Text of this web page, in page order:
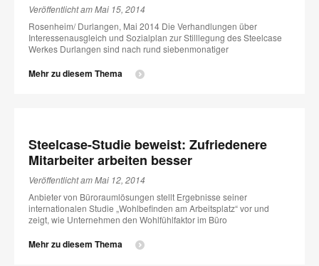
Veröffentlicht am Mai 15, 2014
Rosenheim/ Durlangen, Mai 2014 Die Verhandlungen über
Interessenausgleich und Sozialplan zur Stilllegung des Steelcase
Werkes Durlangen sind nach rund siebenmonatiger
Mehr zu diesem Thema
Steelcase-Studie beweist: Zufriedenere
Mitarbeiter arbeiten besser
Veröffentlicht am Mai 12, 2014
Anbieter von Büroraumlösungen stellt Ergebnisse seiner
internationalen Studie „Wohlbefinden am Arbeitsplatz“ vor und
zeigt, wie Unternehmen den Wohlfühlfaktor im Büro
Mehr zu diesem Thema